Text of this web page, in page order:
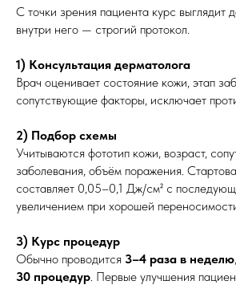
С точки зрения пациента курс выглядит
внутри него — строгий протокол.
1) Консультация дерматолога
Врач оценивает состояние кожи, этап
сопутствующие факторы, исключает
2) Подбор схемы
Учитываются фототип кожи, возраст,
заболевания, объём поражения.
составляет 0,05–0,1 Дж/см² с
увеличением при хорошей
3) Курс процедур
Обычно проводится 3–4 раза в неделю
30 процедур. Первые улучшения